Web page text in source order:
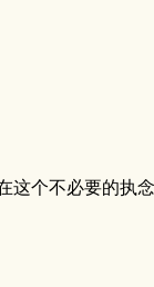
个不必要的执念